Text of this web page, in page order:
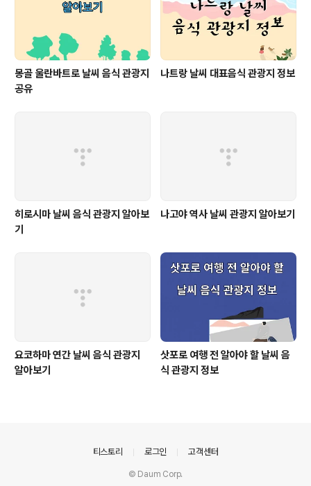
몽골 울란바트로 날씨 음식 관광지
공유
나트랑 날씨 대표음식 관광지 정보
히로시마 날씨 음식 관광지 알아보
기
나고야 역사 날씨 관광지 알아보기
요코하마 연간 날씨 음식 관광지
알아보기
삿포로 여행 전 알아야 할 날씨 음
식 관광지 정보
티스토리 로그인 고객센터
© Daum Corp.